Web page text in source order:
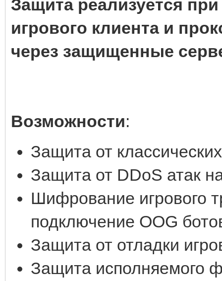
Защита реализуется
игрового клиента и
через защищенные
Возможности:
Защита от
Защита от DDoS атак
Шифрование игрового
подключение OOG
Защита от отладки
Защита исполняемого